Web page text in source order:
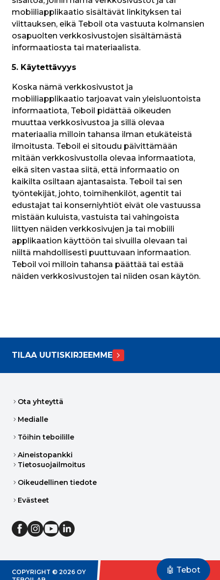
🤖 Tebot
mobiiliapplikaatio sisältävät linkityksen tai
viittauksen, eikä Teboil ota vastuuta kolmansien
osapuolten verkkosivustojen sisältämästä
informaatiosta tai materiaalista.
5. Käytettävyys
Koska nämä verkkosivustot ja
mobiiliapplikaatio tarjoavat vain yleisluontoista
informaatiota, Teboil pidättää oikeuden
muuttaa verkkosivustoa ja sillä olevaa
materiaalia milloin tahansa ilman etukäteistä
ilmoitusta. Teboil ei sitoudu päivittämään
mitään verkkosivustolla olevaa informaatiota,
eikä siten vastaa siitä, että informaatio on
kaikilta osiltaan ajantasaista. Teboil tai sen
työntekijät, johto, toimihenkilöt, agentit tai
edustajat tai konserniyhtiöt eivät ole vastuussa
mistään kuluista, vastuista tai vahingoista
liittyen näiden verkkosivujen ja tai mobiili
applikaation käyttöön tai sivuilla olevaan tai
niiltä mahdollisesti puuttuvaan informaation.
Teboil voi milloin tahansa päättää tai estää
näiden verkkosivustojen tai niiden osan käytön.
TILAA UUTISKIRJEEMME
Ota yhteyttä
Medialle
Töihin teboilille
Aineistopankki
Tietosuojailmoitus
Oikeudellinen tiedote
Evästeet
COPYRIGHT © 2026 OY